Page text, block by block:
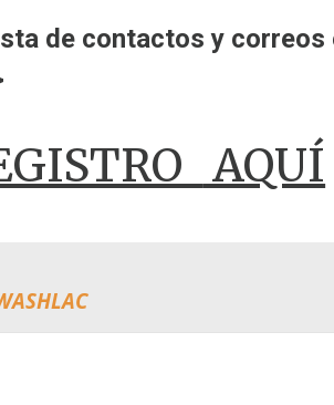
de contactos y correos
AQUÍ
C